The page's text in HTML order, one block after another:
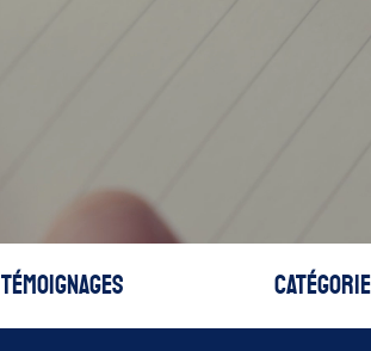
Témoignages